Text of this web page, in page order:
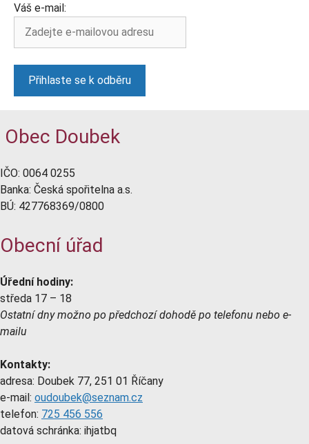
Váš e-mail:
Obec Doubek
IČO: 0064 0255
Banka: Česká spořitelna a.s.
BÚ: 427768369/0800
Obecní úřad
Úřední hodiny:
středa 17 – 18
Ostatní dny možno po předchozí dohodě po telefonu nebo e-
mailu
Kontakty:
adresa: Doubek 77, 251 01 Říčany
e-mail: oudoubek@seznam.cz
telefon: 725 456 556
datová schránka: ihjatbq